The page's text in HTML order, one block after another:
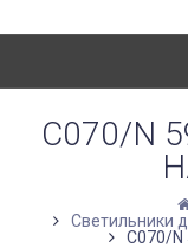
C070/N
Светильники
C070/